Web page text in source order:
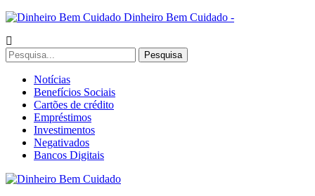
Dinheiro Bem Cuidado -
Notícias
Benefícios Sociais
Cartões de crédito
Empréstimos
Investimentos
Negativados
Bancos Digitais